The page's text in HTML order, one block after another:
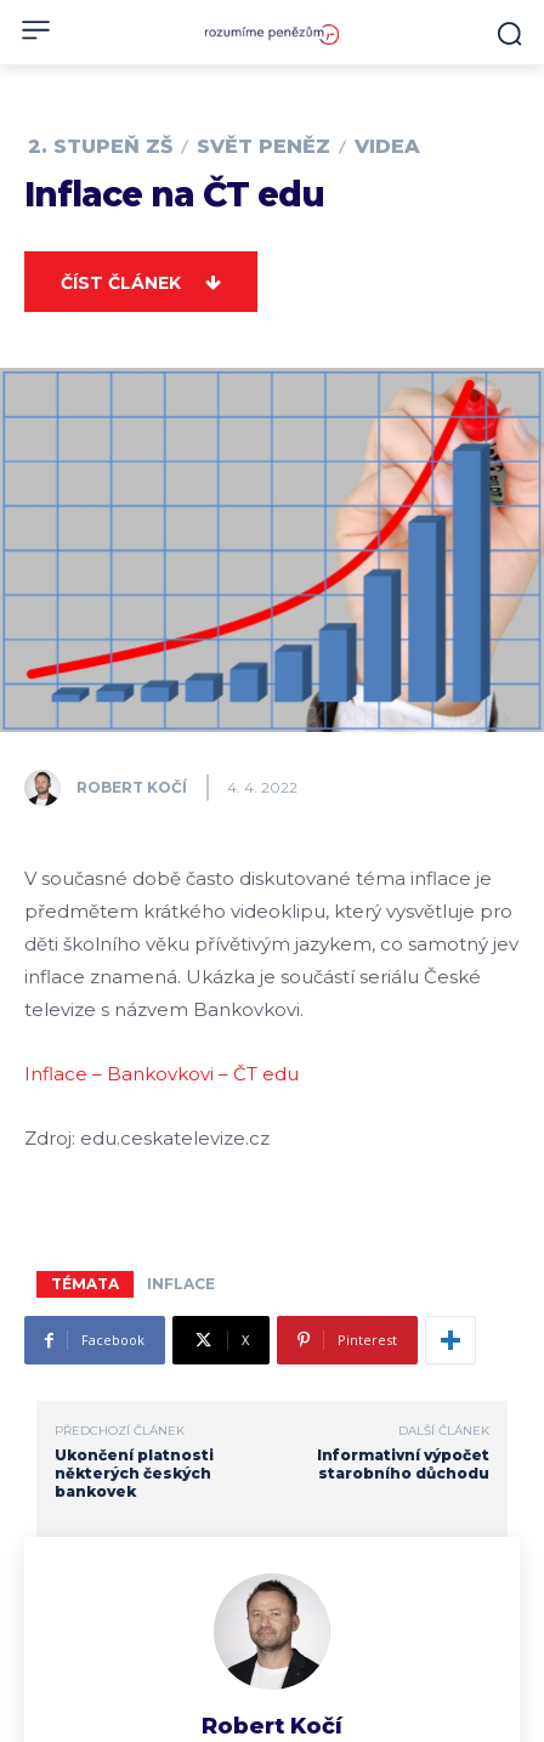
2. STUPEŇ ZŠ SVĚT PENĚZ VIDEA
Inflace na ČT edu
ČÍST ČLÁNEK
ROBERT KOČÍ 4. 4. 2022
V současné době často diskutované téma inflace je
předmětem krátkého videoklipu, který vysvětluje pro
děti školního věku přívětivým jazykem, co samotný jev
inflace znamená. Ukázka je součástí seriálu České
televize s názvem Bankovkovi.
Inflace – Bankovkovi – ČT edu
Zdroj: edu.ceskatelevize.cz
TÉMATA INFLACE
Facebook X Pinterest
PŘEDCHOZÍ ČLÁNEK
Ukončení platnosti
některých českých
bankovek
DALŠÍ ČLÁNEK
Informativní výpočet
starobního důchodu
Robert Kočí